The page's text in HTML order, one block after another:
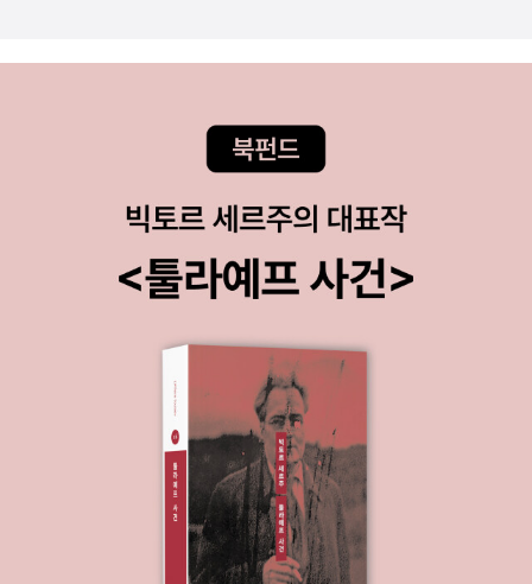
----------[13] 내 채널의 동영상, 댓글 관리하기 ‘유튜브 스튜디
아요]버튼을 누르면 돈을 내야 하나?''로그인을 해야 하는데...'계정'이
뭐지?''동영상이 갑자기 흐리게 보일땐 어떻게 해야 하지?'🔖컴맹 탈
출을 원하지만 어떻게 해야 할지 모르는 부모님사랑하는 부모님에게
컴퓨터를 알려드리고 싶은 자녀디지털 네이티브 자녀를 둔 학부모컴
맹 탈출이 간절한 모든분들🔖① 이번시간에 배울 내용을 미리 살펴
봅니다/ QR코드를 통해 저자의 강의를 바로 시청할수 있습니다./유
통해 알아봅니다./ 헷갈리는 내용을 Q&A로 콕콕 짚어줍니다.③ 무작
쉬운 부분을 Tip으로 짚어줍니다.✍🏻아무것도 모르는 부모님뿐 아니
도 무조건 따라만 해도 알기 쉽게 QR코드로 접속하여 영상강의는 무
료로 제공하므로 따라만 하면 된다.이책을 끝까지 하다보면 기본 유
튜버 가 되어 있을것이다. 📖발행처 (주)도서출판 길벗https://ww